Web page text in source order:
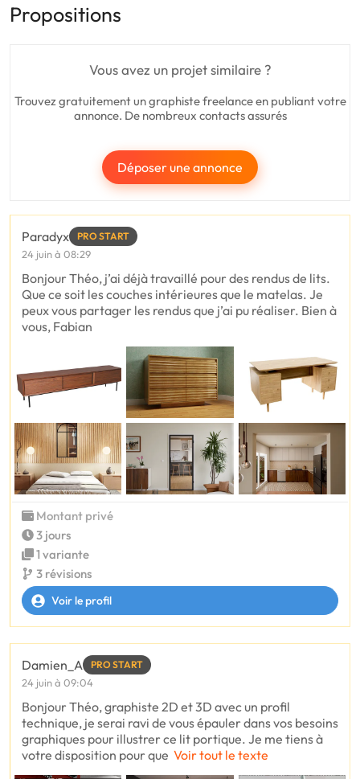
Propositions
Vous avez un projet similaire ?
Trouvez gratuitement un graphiste freelance en publiant votre
annonce. De nombreux contacts assurés
Déposer une annonce
Paradyx PRO START
24 juin à 08:29
Bonjour Théo, j’ai déjà travaillé pour des rendus de lits.
Que ce soit les couches intérieures que le matelas. Je
peux vous partager les rendus que j’ai pu réaliser. Bien à
vous, Fabian
Montant privé
3 jours
1 variante
3 révisions
Voir le profil
Damien_A PRO START
24 juin à 09:04
Bonjour Théo, graphiste 2D et 3D avec un profil
technique, je serai ravi de vous épauler dans vos besoins
graphiques pour illustrer ce lit portique. Je me tiens à
votre disposition pour que Voir tout le texte